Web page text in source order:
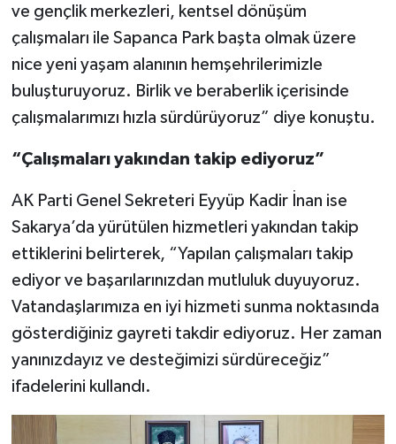
ve gençlik merkezleri, kentsel dönüşüm
çalışmaları ile Sapanca Park başta olmak üzere
nice yeni yaşam alanının hemşehrilerimizle
buluşturuyoruz. Birlik ve beraberlik içerisinde
çalışmalarımızı hızla sürdürüyoruz” diye konuştu.
“Çalışmaları yakından takip ediyoruz”
AK Parti Genel Sekreteri Eyyüp Kadir İnan ise
Sakarya’da yürütülen hizmetleri yakından takip
ettiklerini belirterek, “Yapılan çalışmaları takip
ediyor ve başarılarınızdan mutluluk duyuyoruz.
Vatandaşlarımıza en iyi hizmeti sunma noktasında
gösterdiğiniz gayreti takdir ediyoruz. Her zaman
yanınızdayız ve desteğimizi sürdüreceğiz”
ifadelerini kullandı.